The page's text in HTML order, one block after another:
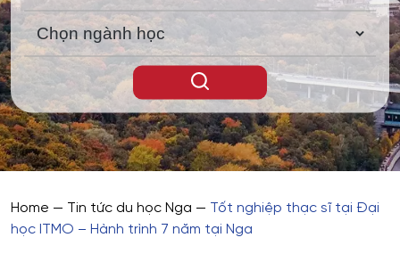
Home — Tin tức du học Nga — Tốt nghiệp thạc sĩ tại Đại
học ITMO – Hành trình 7 năm tại Nga